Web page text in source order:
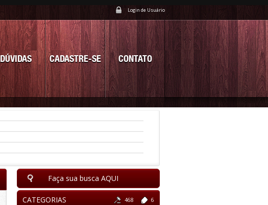
Login de Usuário
CONTATO
CADASTRE-SE
DÚVIDAS
Faça sua busca AQUI
CATEGORIAS 468 6